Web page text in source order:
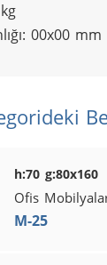
00x00 mm
h:70 g:80x160
Ofis
M-25